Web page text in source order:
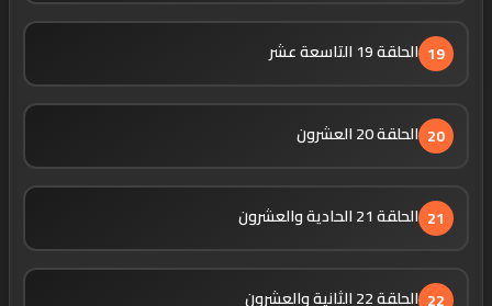
19 الحلقة 19 التاسعة عشر
20 الحلقة 20 العشرون
21 الحلقة 21 الحادية والعشرون
22 الحلقة 22 الثانية والعشرون